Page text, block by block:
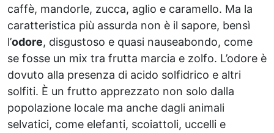
caffè, mandorle, zucca, aglio e caramello. Ma la
caratteristica più assurda non è il sapore, bensì
l’odore, disgustoso e quasi nauseabondo, come
se fosse un mix tra frutta marcia e zolfo. L’odore è
dovuto alla presenza di acido solfidrico e altri
solfiti. È un frutto apprezzato non solo dalla
popolazione locale ma anche dagli animali
selvatici, come elefanti, scoiattoli, uccelli e